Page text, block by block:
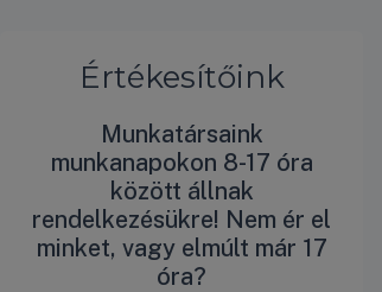
Értékesítőink
Munkatársaink
munkanapokon 8-17 óra
között állnak
rendelkezésükre! Nem ér el
minket, vagy elmúlt már 17
óra?